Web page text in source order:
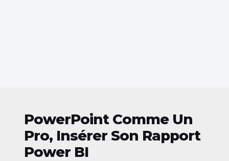
PowerPoint Comme Un
Pro, Insérer Son Rapport
Power BI